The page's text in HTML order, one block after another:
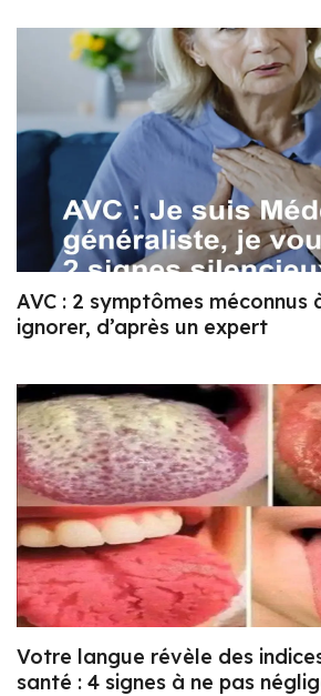
AVC : 2 symptômes
ignorer, d’après un expert
Votre langue révèle des
santé : 4 signes à ne pas